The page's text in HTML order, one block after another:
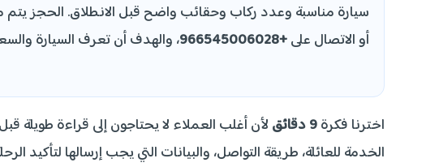
سيارة مناسبة وعدد ركاب وحقائب واضح قبل الانطلاق. الحجز يتم
أو الاتصال على+966545006028 ، والهدف أن تعرف السيارة
اخترنا فكرة9 دقائق
لأن أغلب العملاء لا يحتاجون إلى قراءة طويلة
الخدمة للعائلة، طريقة التواصل، والبيانات التي يجب إرسالها